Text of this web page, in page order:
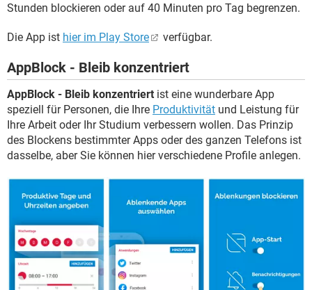
Stunden blockieren oder auf 40 Minuten pro Tag begrenzen.
Die App ist hier im Play Store verfügbar.
AppBlock - Bleib konzentriert
AppBlock - Bleib konzentriert ist eine wunderbare App
speziell für Personen, die Ihre Produktivität und Leistung für
Ihre Arbeit oder Ihr Studium verbessern wollen. Das Prinzip
des Blockens bestimmter Apps oder des ganzen Telefons ist
dasselbe, aber Sie können hier verschiedene Profile anlegen.